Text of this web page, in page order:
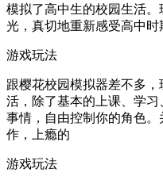
模拟了高中生的校园生活
光，真切地重新感受高中时
游戏玩法
跟樱花校园模拟器差不多
活，除了基本的上课、学
事情，自由控制你的角色
作，上瘾的
游戏玩法